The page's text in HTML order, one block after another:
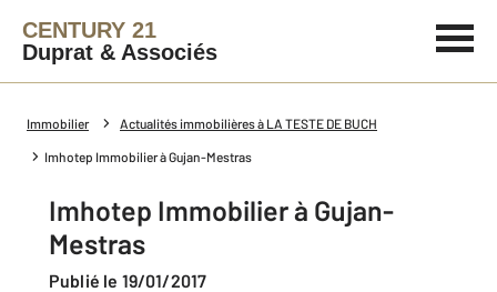
CENTURY 21
Duprat & Associés
Immobilier Actualités immobilières à LA TESTE DE BUCH
Imhotep Immobilier à Gujan-Mestras
Imhotep Immobilier à Gujan-
Mestras
Publié le 19/01/2017